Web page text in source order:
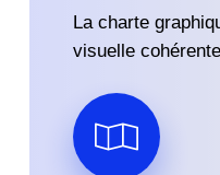
La charte
visuelle